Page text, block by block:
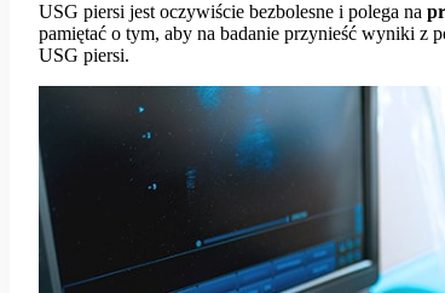
USG piersi jest oczywiście bezbolesne i polega na
pamiętać o tym, aby na badanie przynieść wyniki z
USG piersi.